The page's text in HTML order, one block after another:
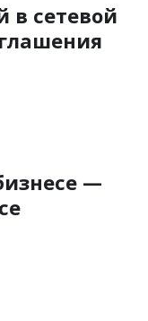
в сетевой
—